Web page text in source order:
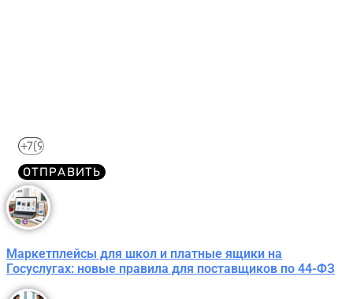
ОТПРАВИТЬ
Маркетплейсы для школ и платные ящики на
Госуслугах: новые правила для поставщиков по 44-ФЗ